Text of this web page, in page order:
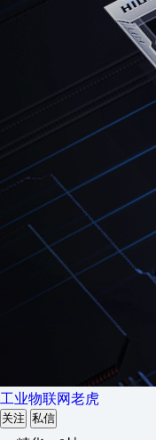
工业物联网老虎
关注 私信